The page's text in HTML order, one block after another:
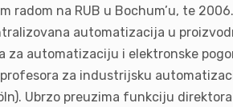
radom na RUB u Bochum’u, te
automatizacija u
za automatizaciju i elektronske
za industrijsku
Ubrzo preuzima funkciju